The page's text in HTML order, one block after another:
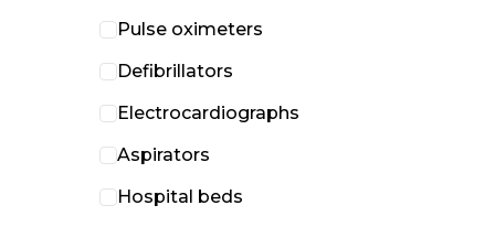
Pulse oximeters
Defibrillators
Electrocardiographs
Aspirators
Hospital beds